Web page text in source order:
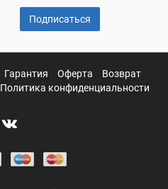
Подписаться
Гарантия Оферта
Возврат
Политика конфиденциальности